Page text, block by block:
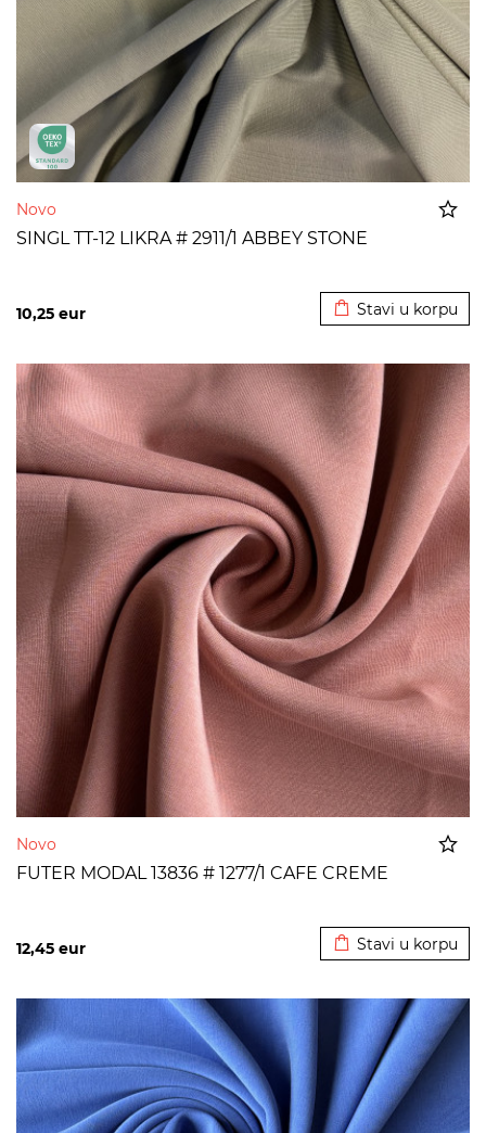
Novo
SINGL TT-12 LIKRA # 2911/1 ABBEY STONE
10,25 eur Stavi u korpu
Novo
FUTER MODAL 13836 # 1277/1 CAFE CREME
12,45 eur Stavi u korpu